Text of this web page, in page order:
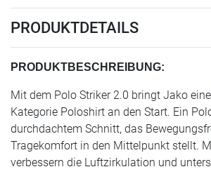
PRODUKTDETAILS
PRODUKTBESCHREIBUNG:
Mit dem Polo Striker 2.0 bringt Jako
Kategorie Poloshirt an den Start. Ein
durchdachtem Schnitt, das
Tragekomfort in den Mittelpunkt stellt.
verbessern die Luftzirkulation und